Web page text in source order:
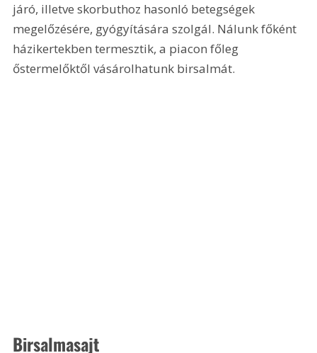
járó, illetve skorbuthoz hasonló betegségek
megelőzésére, gyógyítására szolgál. Nálunk főként
házikertekben termesztik, a piacon főleg
őstermelőktől vásárolhatunk birsalmát.
Birsalmasajt